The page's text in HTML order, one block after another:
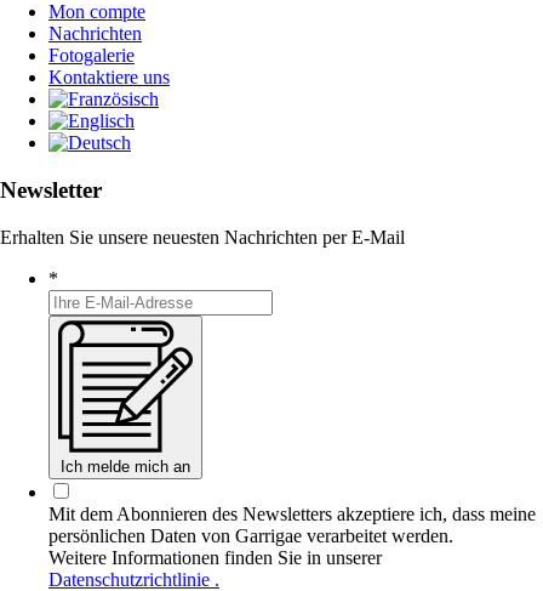
Mon compte
Nachrichten
Fotogalerie
Kontaktiere uns
Newsletter
Erhalten Sie unsere neuesten Nachrichten per E-Mail
*
Ich melde mich an
Mit dem Abonnieren des Newsletters akzeptiere ich, dass meine
persönlichen Daten von Garrigae verarbeitet werden.
Weitere Informationen finden Sie in unserer
Datenschutzrichtlinie .